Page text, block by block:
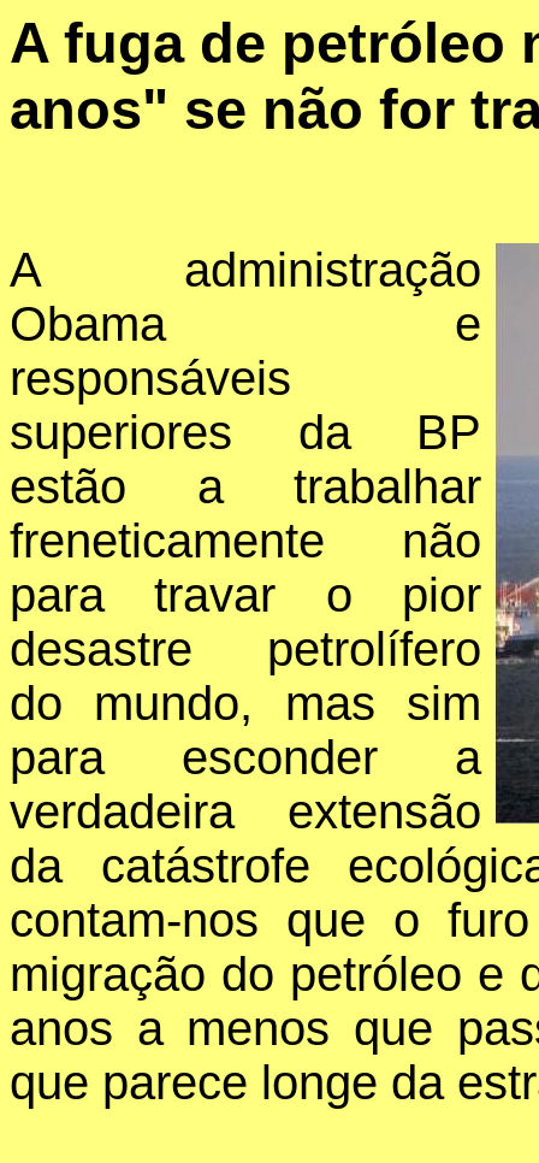
A fuga de petróleo
anos" se não for
A administração
Obama e
responsáveis
superiores da BP
estão a trabalhar
freneticamente não
para travar o pior
desastre petrolífero
do mundo, mas sim
para esconder a
verdadeira extensão
da catástrofe
contam-nos que o
migração do petróleo e
anos a menos que
que parece longe da